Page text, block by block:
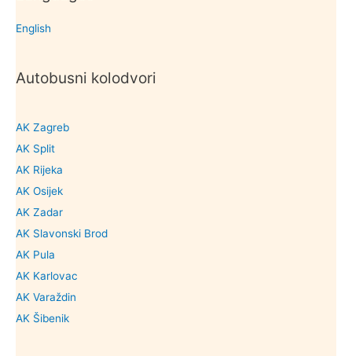
English
Autobusni kolodvori
AK Zagreb
AK Split
AK Rijeka
AK Osijek
AK Zadar
AK Slavonski Brod
AK Pula
AK Karlovac
AK Varaždin
AK Šibenik